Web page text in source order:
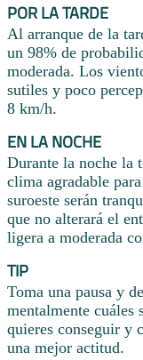
POR LA TARDE
Al arranque de la
un 98% de
moderada. Los
sutiles y poco
8 km/h.
EN LA NOCHE
Durante la noche la
clima agradable
suroeste serán
que no alterará el
ligera a moderada
TIP
Toma una pausa y
mentalmente cuáles
quieres conseguir y
una mejor actitud.